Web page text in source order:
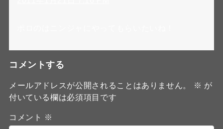
コメントする
メールアドレスが公開されることはありません。 ※ が
付いている欄は必須項目です
コメント ※